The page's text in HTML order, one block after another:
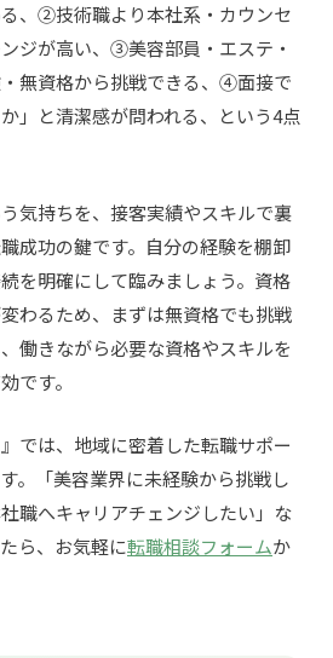
、②技術職より本社系・カウンセ
ジが高い、③美容部員・エステ・
無資格から挑戦できる、④面接で
」と清潔感が問われる、という4点
気持ちを、接客実績やスキルで裏
成功の鍵です。自分の経験を棚卸
を明確にして臨みましょう。資格
わるため、まずは無資格でも挑戦
働きながら必要な資格やスキルを
です。
では、地域に密着した転職サポー
。「美容業界に未経験から挑戦し
職へキャリアチェンジしたい」な
ら、お気軽に転職相談フォームか